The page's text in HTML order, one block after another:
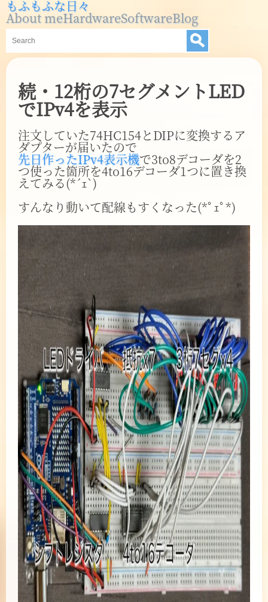
もふもふな日々
About meHardwareSoftwareBlog
続・12桁の7セグメントLED
でIPv4を表示
注文していた74HC154とDIPに変換するア
ダプターが届いたので
先日作ったIPv4表示機で3to8デコーダを2
つ使った箇所を4to16デコーダ1つに置き換
えてみる(*´ｪ`)
すんなり動いて配線もすくなった(*ﾟｪﾟ*)